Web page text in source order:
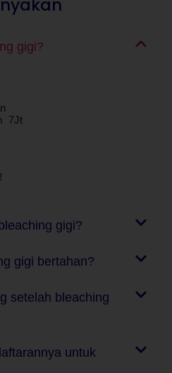
gigi?
7Jt
gigi?
gigi bertahan?
setelah bleaching
untuk